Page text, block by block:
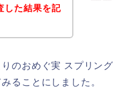
した結果を記
のおめぐ実 スプリング
ることにしました。